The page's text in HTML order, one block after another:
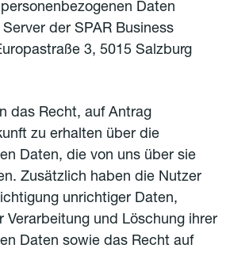
Daten
der SPAR Business
3, 5015 Salzburg
das Recht, auf Antrag
zu erhalten über die
Daten, die von uns über sie
Zusätzlich haben die Nutzer
unrichtiger Daten,
Verarbeitung und Löschung ihrer
Daten sowie das Recht auf